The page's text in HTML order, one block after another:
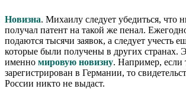
Новизна. Михаилу следует убедиться, что
получал патент на такой же пенал.
подаются тысячи заявок, а следует учесть
которые были получены в других странах.
именно мировую новизну. Например, если
зарегистрирован в Германии, то
России никто не выдаст.